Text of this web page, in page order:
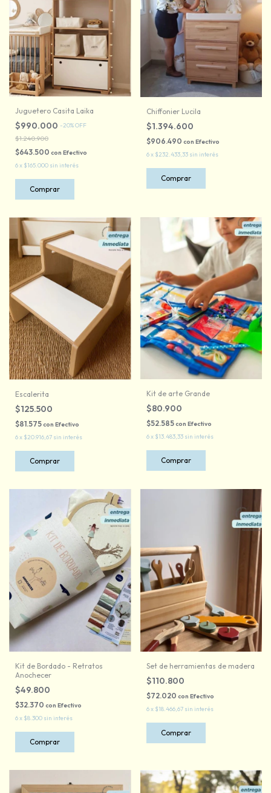
Juguetero Casita Laika
$990.000 -20%OFF
$1.240.900
$643.500 con Efectivo
6x $165.000 sin interés
Chiffonier Lucila
$1.394.600
$906.490 con Efectivo
6x $232.433,33 sin interés
Comprar
Escalerita
$125.500
$81.575con Efectivo
6x $20.916,67 sin interés
Kit de arte Grande
$80.900
$52.585con Efectivo
6x $13.483,33 sin interés
Comprar
Kit de Bordado - Retratos
Anochecer
$49.800
$32.370 con Efectivo
6x $8.300 sin interés
Set de herramientas de madera
$110.800
$72.020 con Efectivo
6x $18.466,67 sin interés